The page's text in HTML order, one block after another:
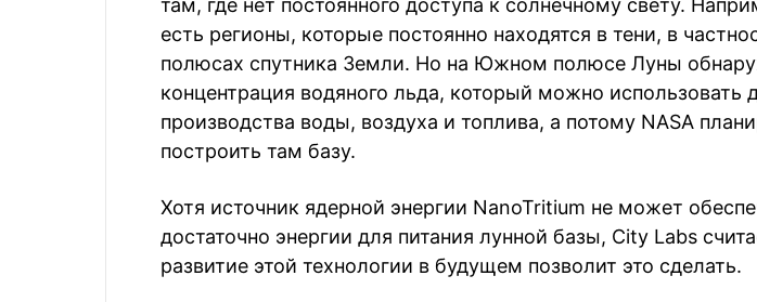
там, где нет постоянного доступа к солнечному свету.
есть регионы, которые постоянно находятся в тени, в
полюсах спутника Земли. Но на Южном полюсе Луны
концентрация водяного льда, который можно использовать
производства воды, воздуха и топлива, а потому NASA
построить там базу.
Хотя источник ядерной энергии NanoTritium не может
достаточно энергии для питания лунной базы, City Labs
развитие этой технологии в будущем позволит это сделать.